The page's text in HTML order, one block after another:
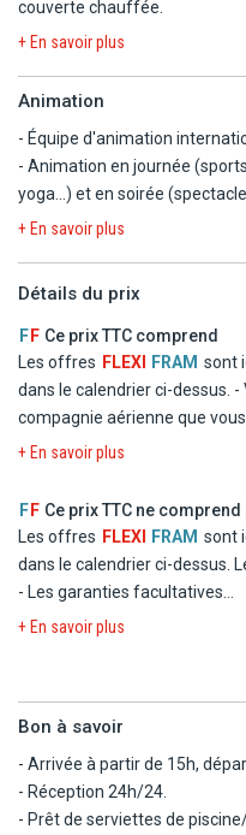
couverte chauffée.
- Salle de sport (2 tapis de
d'entraînement). Ouverte 24h/
- Billard.
- Salle TV.
- Bibliothèque.
- Plage de Bajondillo à 15 m
En option payante
À proximité :
- Golf (Bil Bil Golf & Sports et
- Mini golf à 230 m.
- Aqualand Torremolinos.
+ En savoir plus
Animation
- Équipe d'animation
- Animation en journée
yoga...) et en soirée
+ En savoir plus
Détails du prix
F F Ce prix TTC comprend
Les offres FLEXI FRAM sont
dans le calendrier ci-dessus. -
compagnie aérienne que
- Logement à l'hôtel Sol
- La formule Petit Déjeuner
- Les taxes d'aéroport et de
- Le transfert
+ En savoir plus
F F Ce prix TTC ne comprend
Les offres FLEXI FRAM sont
dans le calendrier ci-dessus.
- Les garanties facultatives
- Les autres repas et les
+ En savoir plus
Bon à savoir
- Arrivée à partir de 15h,
- Réception 24h/24.
- Prêt de serviettes de